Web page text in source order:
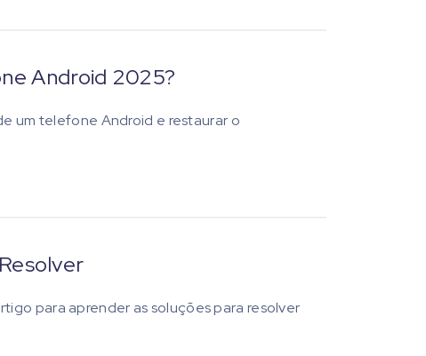
Android 2025?
um telefone Android e restaurar o
para aprender as soluções para resolver